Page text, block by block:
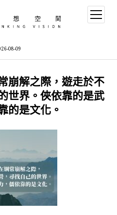
08-09
open
menu
崩解之際，遊走於不
世界。俠依靠的是武
的是文化。